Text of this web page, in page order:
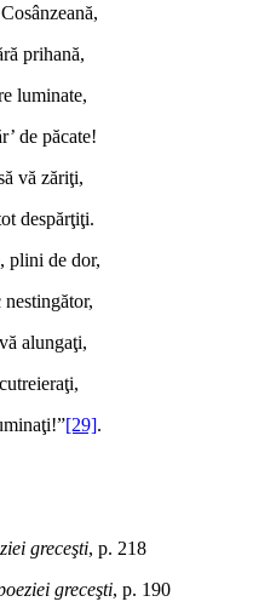
prihană,
luminate,
de păcate!
vă zăriţi,
despărţiţi.
plini de dor,
alungaţi,
[29].
greceşti, p. 218
greceşti, p. 190